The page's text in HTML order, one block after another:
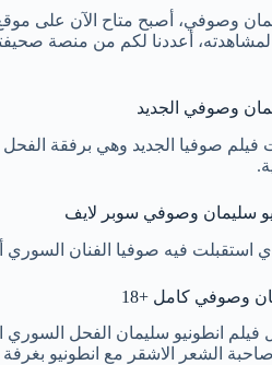
وصوفي، أصبح متاح الآن على
أعددنا لكم من منصة
وصوفي الجديد
فيلم صوفيا الجديد وهي برفقة
سليمان وصوفي سوبر لايف
الذي استقبلت فيه صوفيا الفنان
وصوفي كامل +18
فيلم انطونيو سليمان الفحل
الشعر الاشقر مع انطونيو بغرفة